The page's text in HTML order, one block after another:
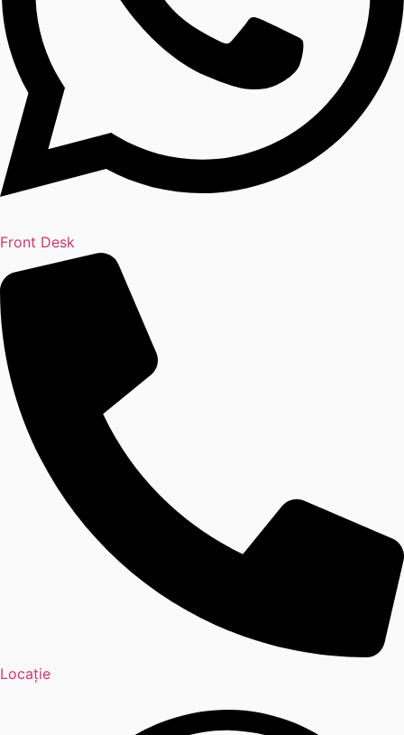
Front Desk
Locație